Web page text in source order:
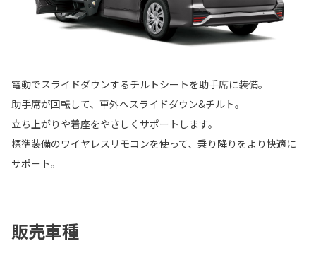
電動でスライドダウンするチルトシートを助手席に装備。
助手席が回転して、車外へスライドダウン&チルト。
立ち上がりや着座をやさしくサポートします。
標準装備のワイヤレスリモコンを使って、乗り降りをより快適に
サポート。
販売車種